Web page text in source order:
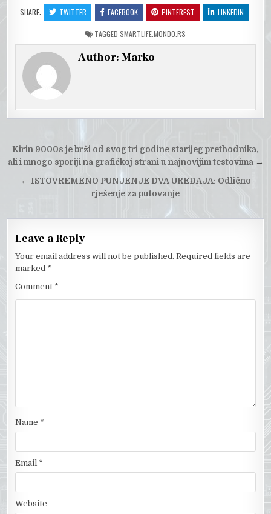
SHARE: TWITTER FACEBOOK PINTEREST LINKEDIN
TAGGED SMARTLIFE.MONDO.RS
Author:Marko
Post
navigation
Kirin 9000s je brži od svog tri godine starijeg prethodnika,
ali i mnogo sporiji na grafičkoj strani u najnovijim testovima→
← ISTOVREMENO PUNJENJE DVA UREĐAJA: Odlično
rješenje za putovanje
Leave a Reply
Your email address will not be published. Required fields are
marked *
Comment *
Name *
Email *
Website